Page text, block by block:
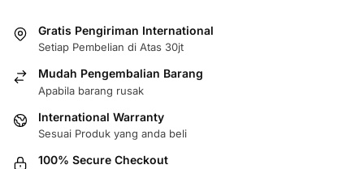
Gratis Pengiriman International
Setiap Pembelian di Atas 30jt
Mudah Pengembalian Barang
Apabila barang rusak
International Warranty
Sesuai Produk yang anda beli
100% Secure Checkout